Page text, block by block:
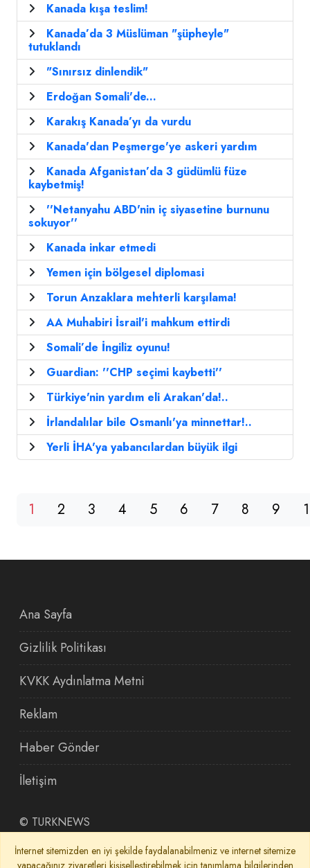
Kanada kışa teslim!
Kanada’da 3 Müslüman "şüpheyle"
tutuklandı
"Sınırsız dinlendik"
Erdoğan Somali'de...
Karakış Kanada’yı da vurdu
Kanada'dan Peşmerge'ye askeri yardım
Kanada Afganistan’da 3 güdümlü füze
kaybetmiş!
''Netanyahu ABD'nin iç siyasetine burnunu
sokuyor''
Kanada inkar etmedi
Yemen için bölgesel diplomasi
Torun Anzaklara mehterli karşılama!
AA Muhabiri İsrail'i mahkum ettirdi
Somali’de İngiliz oyunu!
Guardian: ''CHP seçimi kaybetti''
Türkiye'nin yardım eli Arakan'da!..
İrlandalılar bile Osmanlı'ya minnettar!..
Yerli İHA'ya yabancılardan büyük ilgi
1 2 3 4 5 6 7 8 9
Ana Sayfa
Gizlilik Politikası
KVKK Aydınlatma Metni
Reklam
Haber Gönder
İletişim
© TURKNEWS
İnternet sitemizden en iyi şekilde faydalanabilmeniz ve internet sitemize
yapacağınız ziyaretleri kişiselleştirebilmek için tanımlama bilgilerinden